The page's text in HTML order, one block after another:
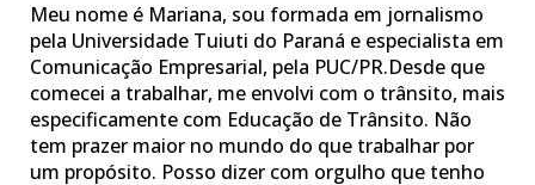
Meu nome é Mariana, sou formada em jornalismo
pela Universidade Tuiuti do Paraná e especialista em
Comunicação Empresarial, pela PUC/PR.Desde que
comecei a trabalhar, me envolvi com o trânsito, mais
especificamente com Educação de Trânsito. Não
tem prazer maior no mundo do que trabalhar por
um propósito. Posso dizer com orgulho que tenho